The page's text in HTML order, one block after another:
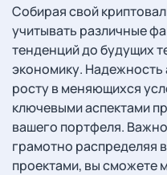
Собирая свой
учитывать различные
тенденций до будущих
экономику. Надежность
росту в меняющихся
ключевыми аспектами
вашего портфеля.
грамотно распределяя
проектами, вы сможете